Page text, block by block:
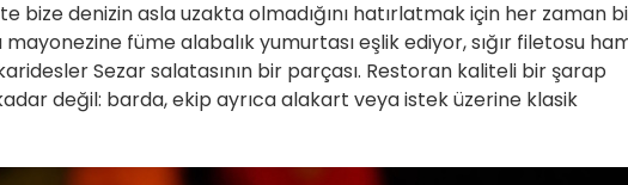
bize denizin asla uzakta olmadığını hatırlatmak için her zaman
füme alabalık yumurtası eşlik ediyor, sığır filetosu
Sezar salatasının bir parçası. Restoran kaliteli bir şarap
değil: barda, ekip ayrıca alakart veya istek üzerine klasik